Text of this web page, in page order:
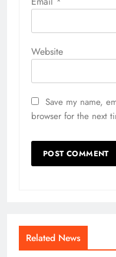
Website
Save my name,
browser for the next
Related News